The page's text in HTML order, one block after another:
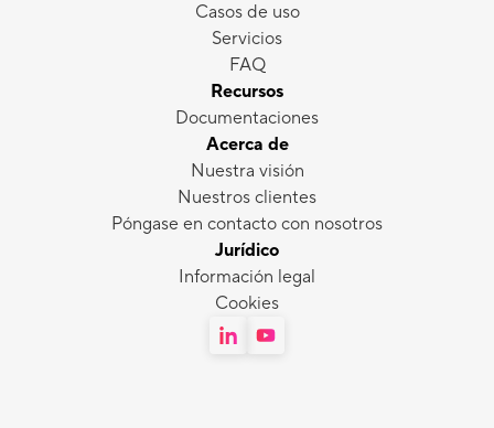
Casos de uso
Servicios
FAQ
Recursos
Documentaciones
Acerca de
Nuestra visión
Nuestros clientes
Póngase en contacto con nosotros
Jurídico
Información legal
Cookies